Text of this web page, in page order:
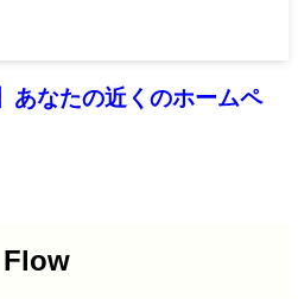
あなたの近くのホームペ
Flow